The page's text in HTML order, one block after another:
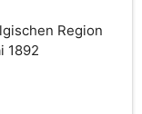
Region
1892